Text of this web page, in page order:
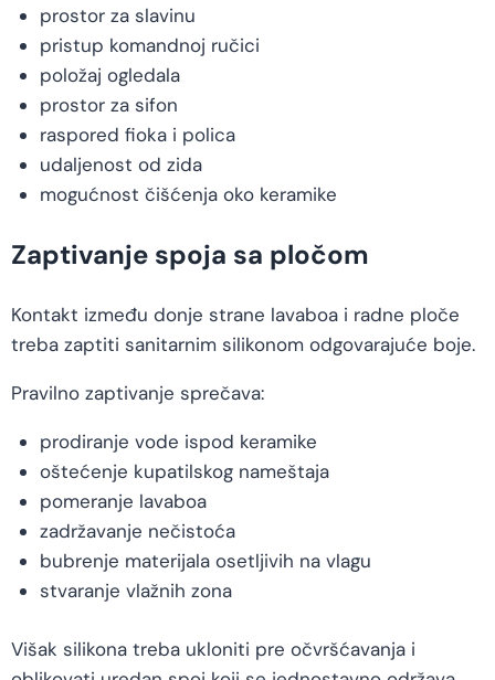
prostor za slavinu
pristup komandnoj ručici
položaj ogledala
prostor za sifon
raspored fioka i polica
udaljenost od zida
mogućnost čišćenja oko keramike
Zaptivanje spoja sa pločom
Kontakt između donje strane lavaboa i radne ploče
treba zaptiti sanitarnim silikonom odgovarajuće boje.
Pravilno zaptivanje sprečava:
prodiranje vode ispod keramike
oštećenje kupatilskog nameštaja
pomeranje lavaboa
zadržavanje nečistoća
bubrenje materijala osetljivih na vlagu
stvaranje vlažnih zona
Višak silikona treba ukloniti pre očvršćavanja i